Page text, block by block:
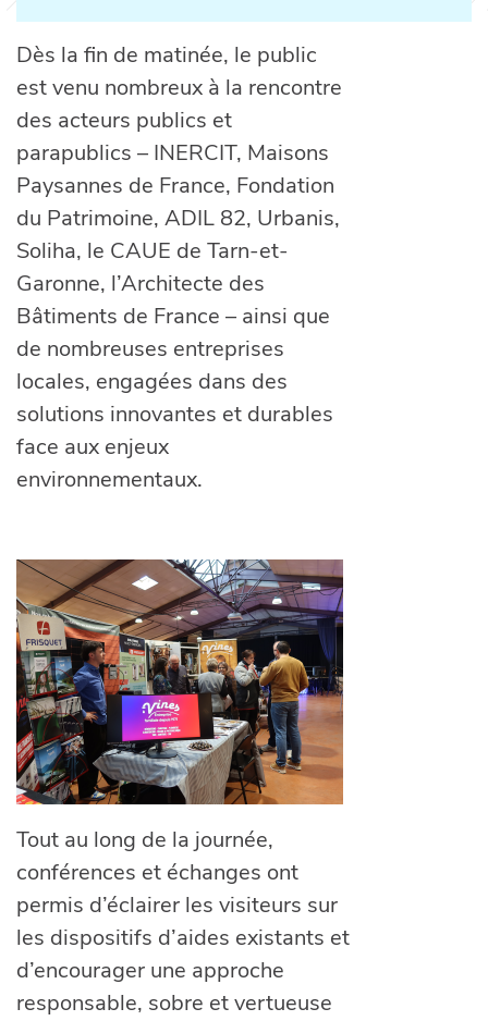
Dès la fin de matinée, le public
est venu nombreux à la rencontre
des acteurs publics et
parapublics – INERCIT, Maisons
Paysannes de France, Fondation
du Patrimoine, ADIL 82, Urbanis,
Soliha, le CAUE de Tarn-et-
Garonne, l’Architecte des
Bâtiments de France – ainsi que
de nombreuses entreprises
locales, engagées dans des
solutions innovantes et durables
face aux enjeux
environnementaux.
Tout au long de la journée,
conférences et échanges ont
permis d’éclairer les visiteurs sur
les dispositifs d’aides existants et
d’encourager une approche
responsable, sobre et vertueuse